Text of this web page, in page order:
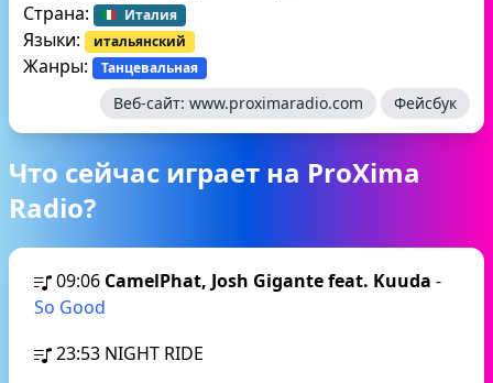
Страна:
Италия
Языки: итальянский
Жанры: Танцевальная
Веб-сайт: www.proximaradio.com Фейсбук
Что сейчас играет на ProXima
Radio?
09:06 CamelPhat, Josh Gigante feat. Kuuda -
So Good
23:53 NIGHT RIDE